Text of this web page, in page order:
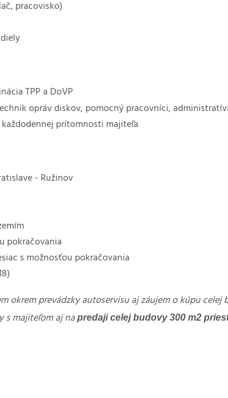
pracovisko)
TPP a DoVP
opráv diskov, pomocný pracovníci,
prítomnosti majiteľa
- Ružinov
pokračovania
s možnosťou pokračovania
okrem prevádzky autoservisu aj záujem o kúpu celej
s majiteľom aj napredaji celej budovy 300 m2